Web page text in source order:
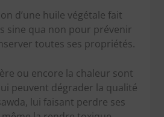
d’une huile végétale fait
sine qua non pour prévenir
toutes ses propriétés.
ou encore la chaleur sont
peuvent dégrader la qualité
lui faisant perdre ses